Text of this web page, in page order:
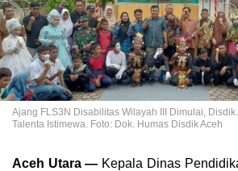
Ajang FLS3N Disabilitas Wilayah III Dimulai,
Talenta Istimewa. Foto: Dok. Humas Disdik Aceh
Aceh Utara — Kepala Dinas